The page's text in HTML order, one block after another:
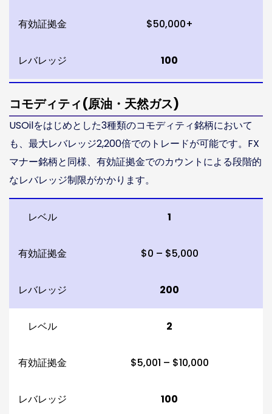
有効証拠金 $50,000+
レバレッジ 100
コモディティ(原油・天然ガス)
USOilをはじめとした3種類のコモディティ銘柄において
も、最大レバレッジ2,200倍でのトレードが可能です。FX
マナー銘柄と同様、有効証拠金でのカウントによる段階的
なレバレッジ制限がかかります。
レベル 1
有効証拠金 $0 – $5,000
レバレッジ 200
レベル 2
有効証拠金 $5,001 – $10,000
レバレッジ 100